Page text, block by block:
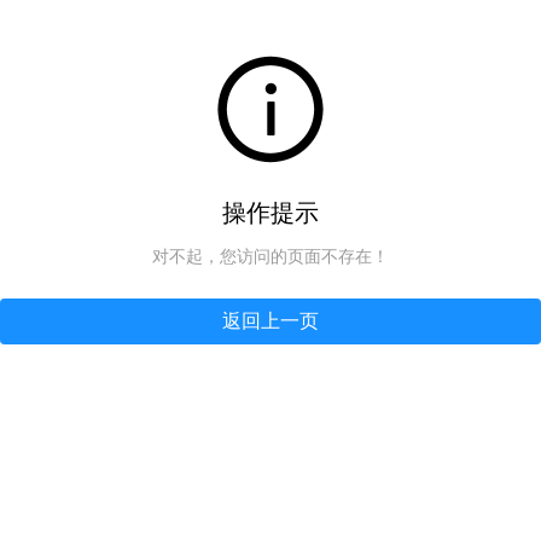
操作提示
对不起，您访问的页面不存在！
返回上一页